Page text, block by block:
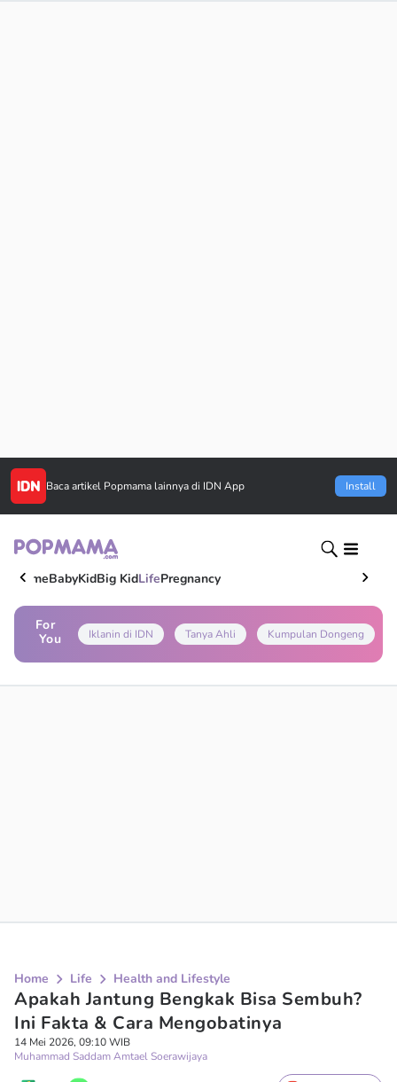
Baca artikel Popmama lainnya di IDN App Install
HomeBabyKidBig KidLifePregnancy
For
You
Iklanin di IDN Tanya Ahli Kumpulan Dongeng
Home Life Health and Lifestyle
Apakah Jantung Bengkak Bisa Sembuh?
Ini Fakta & Cara Mengobatinya
14 Mei 2026, 09:10 WIB
Muhammad Saddam Amtael Soerawijaya